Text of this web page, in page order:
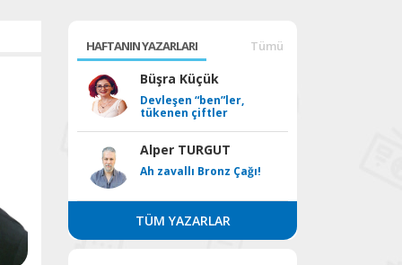
HAFTANIN YAZARLARI Tümü
Büşra Küçük
Devleşen “ben”ler,
tükenen çiftler
Alper TURGUT
Ah zavallı Bronz Çağı!
TÜM YAZARLAR